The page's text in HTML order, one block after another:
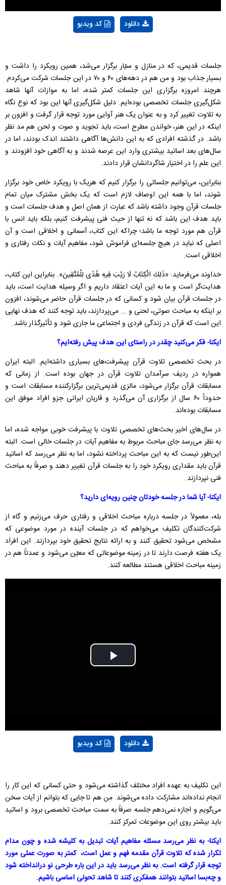
کد ویدیو دانلود
جلسات قدیمی، که در منازل و سیّار برگزار می‌شد، همین رویکرد را داشت و
بسیار جذاب بود و من هم در دهه‌های ۶۰ و ۷۰ در این جلسات شرکت می‌کردم.
هرچند امروزه برگزاری این جلسات کمتر شده، اما به موازات آنها‌ شاهد
شکل‌گیری جلسات تخصصی بوده‌ایم. دلیل شکل‌گیری آنها این بود که نوع نگاه
به تلاوت تغییر کرد و به عنوان یک هنر آوایی مورد توجه قرار گرفت و افزون بر
اینکه در این هنر، خواندن مطرح است، باید تجوید و صوت و لحن هم مد نظر
باشد. در گذشته افرادی که به این دانش‌ها آگاهی داشتند اندک بودند، اما در
سال‌های بعد اساتید بیشتری وارد این عرصه شدند و به آگاهی خود افزودند و
این علم را در اختیار شاگردانشان قرار دادند.
بنابراین، می‌توانیم جلساتی را برگزار کنیم که هریک با رویکرد خاص خود برگزار
شوند، اما با همه این اوصاف لازم است که یک بخش مشترک میان تمام
جلسات قرآن وجود داشته باشد که عبارت از همان اصل و هدف جلسات است و
باید هدف این باشد که نه ‌تنها از حیث فنی پیشرفت کنیم، بلکه باید انس با
قرآن هم مورد توجه ما باشد؛ چراکه این کتاب، آسمانی و اخلاقی است و آن
اصلی که نباید در هیچ جلسه‌ای فراموش شود، مفاهیم آیات و نکات رفتاری و
اخلاقی است.
خداوند می‌فرماید: «ذَلِكَ الْكِتَابُ لَا رَيْبَ فِيهِ هُدًى لِلْمُتَّقِينَ». بنابراین این کتاب،
هدایت‌گر است و ما به این آیات اعتقاد داریم و اگر وسیله هدایت است، باید
در جلسات قرآن بیان شود و کسانی که در جلسات قرآن حاضر می‌شوند، افزون
بر اینکه به مباحث صوتی، لحنی و ... می‌پردازند، باید توجه کنند که هدف نهایی
این است که قرآن در زندگی فردی و اجتماعی ما جاری شود و تأثیرگذار باشد.
ایکنا- فکر می‌کنید چقدر در راستای این هدف پیش رفته‌ایم؟
در بحث تخصصی تلاوت قرآن پیشرفت‌های بسیاری داشته‌ایم. البته ایران
همواره در ردیف سرآمدان تلاوت قرآن در جهان بوده است. از زمانی که
مسابقات قرآن برگزار می‌شود، مالزی قدیمی‌ترین برگزارکننده مسابقات است و
حدوداً ۶۰ سال از برگزاری آن می‌گذرد و قاریان ایرانی جزو افراد موفق این
مسابقات بوده‌اند.
در سال‌های اخیر بحث‌های تخصصی تلاوت با پیشرفت خوبی مواجه شده، اما
به نظر می‌رسد جای مباحث مربوط به مفاهیم آیات در جلسات خالی است. البته
این‌طور نیست که به این مباحث پرداخته نشود، اما به نظر می‌رسد که اساتید
قرآن باید مقداری رویکرد خود را به جلسات قرآن تغییر دهند و صرفاً به مباحث
فنی نپردازند.
ایکنا- آیا شما در جلسه خودتان چنین رویه‌ای دارید؟
بله، معمولاً در جلسه درباره مباحث اخلاقی و رفتاری حرف می‌زنیم و گاه از
شرکت‌کنندگان تکلیف می‌خواهم که در جلسات آینده در مورد موضوعی که
مشخص می‌شود تحقیق کنند و به ارائه نتایج تحقیق خود بپردازند. این افراد
یک هفته فرصت دارند تا در زمینه موضوعاتی که معیّن می‌شود و عمدتاً هم در
زمینه مباحث اخلاقی هستند مطالعه کنند.
Play
کد ویدیو دانلود
این تکلیف به عهده افراد مختلف گذاشته می‌شود و حتی کسانی که این کار را
انجام نداده‌اند مشارکت داده می‌شوند. من هم تا جایی که بتوانم از آیات سخن
می‌گویم و اجازه نمی‌دهم جلسه صرفاً به سمت مباحث تخصصی برود و اساتید
باید بیشتر روی این موضوعات تمرکز کنند.
ایکنا- به نظر می‌رسد مسئله مفاهیم آیات تبدیل به کلیشه شده و چون مدام
تکرار شده که تلاوت قرآن مقدمه فهم و عمل است، کمتر به صورت عملی مورد
توجه قرار گرفته است. به نظر می‌رسد باید در این باره طرحی نو درانداخته شود
و چه‌بسا اساتید بتوانند همفکری کنند تا شاهد تحولی اساسی باشیم.